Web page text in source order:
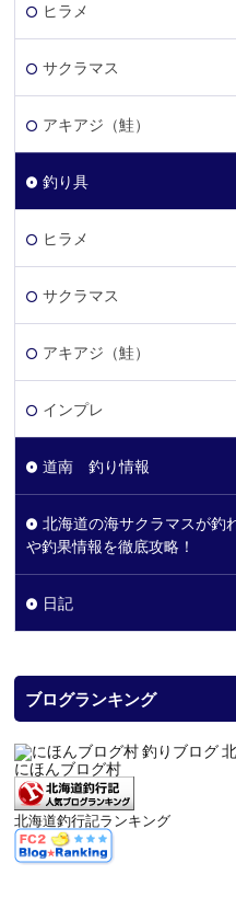
ヒラメ
サクラマス
アキアジ（鮭）
釣り具
ヒラメ
サクラマス
アキアジ（鮭）
インプレ
道南 釣り情報
北海道の海サクラマスが釣
や釣果情報を徹底攻略！
日記
ブログランキング
にほんブログ村
北海道釣行記ランキング